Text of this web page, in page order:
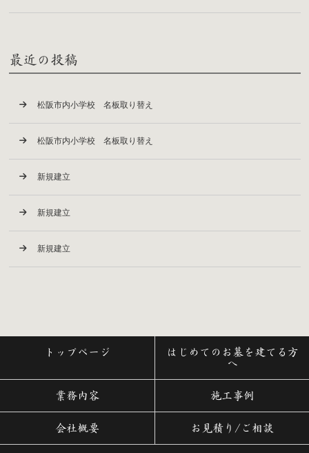
最近の投稿
松阪市内小学校 名板取り替え
松阪市内小学校 名板取り替え
新規建立
新規建立
新規建立
トップページ
はじめてのお墓を建てる方
へ
業務内容 施工事例
会社概要 お見積り/ご相談